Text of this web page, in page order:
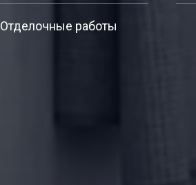
Отделочные работы